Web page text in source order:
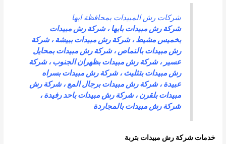
شركات رش المبيدات بمحافظة ابها
شركة رش مبيدات بابها ،شركة رش مبيدات
بخميس مشيط، شركة رش مبيدات ببيشة،شركة
رش مبيدات بالنماص،شركة رش مبيدات بمحايل
عسير ،شركة رش مبيدات بظهران الجنوب،شركة
رش مبيدات بتثليث، شركة رش مبيدات بسراه
عبيدة ،شركة رش مبيدات برجال المع،شركة رش
مبيدات بلقرن،شركة رش مبيدات باحد رفيدة،
شركة رش مبيدات بالمجاردة
خدماتشركة رش مبيدات بتربة